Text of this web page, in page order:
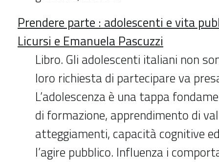
Prendere parte : adolescenti e vita
Licursi e Emanuela Pascuzzi
Libro. Gli adolescenti italiani non
loro richiesta di partecipare va
L’adolescenza è una tappa
di formazione, apprendimento di
atteggiamenti, capacità cognitive
l’agire pubblico. Influenza i